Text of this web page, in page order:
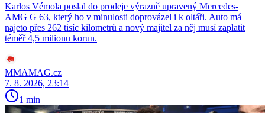
Karlos Vémola poslal do prodeje výrazně upravený Mercedes-
AMG G 63, který ho v minulosti doprovázel i k oltáři. Auto má
najeto přes 262 tisíc kilometrů a nový majitel za něj musí zaplatit
téměř 4,5 milionu korun.
MMAMAG.cz
7. 8. 2026, 23:14
1 min